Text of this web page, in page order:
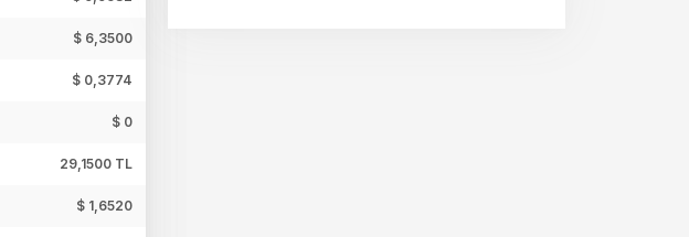
$ 6,3500
$ 0,3774
$ 0
29,1500 TL
$ 1,6520